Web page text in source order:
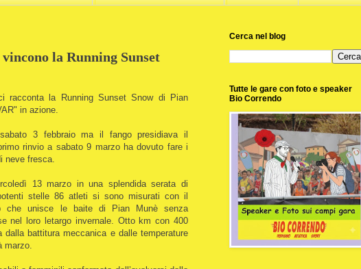
la Running Sunset
racconta la Running Sunset Snow di Pian
in azione.
3 febbraio ma il fango presidiava il
rinvio a sabato 9 marzo ha dovuto fare i
neve fresca.
13 marzo in una splendida serata di
stelle 86 atleti si sono misurati con il
che unisce le baite di Pian Munè senza
nel loro letargo invernale. Otto km con 400
battitura meccanica e dalle temperature
marzo.
Cerca nel blog
Tutte le gare con foto e speaker
Bio Correndo